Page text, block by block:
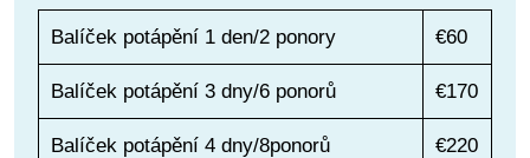
Balíček potápění 1 den/2 ponory €60
Balíček potápění 3 dny/6 ponorů €170
Balíček potápění 4 dny/8ponorů €220